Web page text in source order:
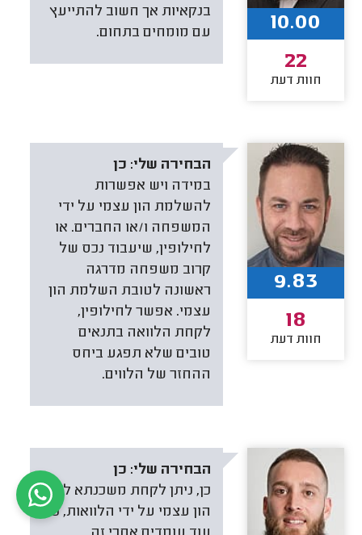
בנקאיות אך חשוב להתייעץ
עם מומחים בתחום.
10.00
22
חוות דעת
הבחירה שלי: כן
במידה ויש אפשרות
להשלמת הון עצמי על ידי
המשפחה ו/או החברים. או
לחילופין, שיעבוד נכס של
קרוב משפחה מדרגה
ראשונה לטובת השלמת הון
עצמי. אפשר לחילופין,
לקחת הלוואה בתנאים
טובים שלא תפגע ביחס
ההחזר של הלווים.
9.83
18
חוות דעת
הבחירה שלי: כן
כן, ניתן לקחת משכנתא ללא
הון עצמי על ידי הלוואות, כל